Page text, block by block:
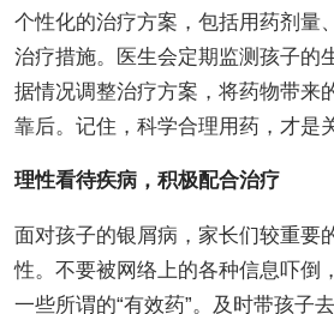
个性化的治疗方案，包括用药剂量
治疗措施。医生会定期监测孩子的
据情况调整治疗方案，将药物带来
靠后。记住，科学合理用药，才是
理性看待疾病，积极配合治疗
面对孩子的银屑病，家长们较重要
性。不要被网络上的各种信息吓倒
一些所谓的“有效药”。及时带孩子